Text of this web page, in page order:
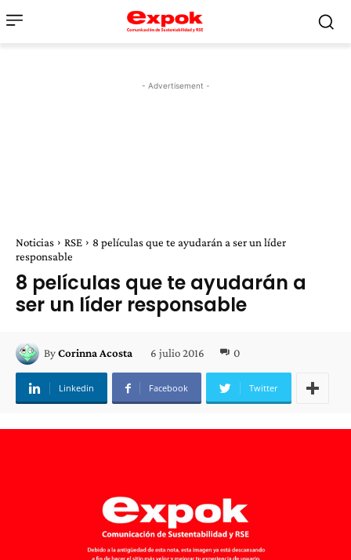
- Advertisement -
Noticias RSE
8 películas que te ayudarán a ser un líder
responsable
8 películas que te ayudarán a
ser un líder responsable
ByCorinna Acosta 6 julio 2016 0
Linkedin Facebook Twitter